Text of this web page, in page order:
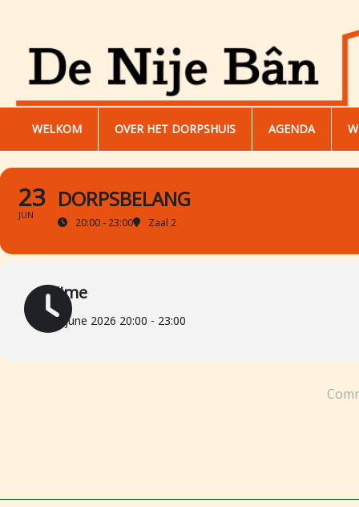
WELKOM OVER HET DORPSHUIS AGENDA
23
JUN
DORPSBELANG
20:00 - 23:00 Zaal 2
Time
23 june 2026 20:00 - 23:00